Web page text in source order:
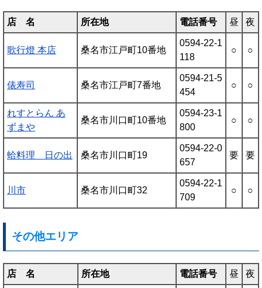
店 名 所在地 電話番号 昼 夜
歌行燈 本店 桑名市江戸町10番地
0594-22-1
118
○ ○
俵寿司 桑名市江戸町7番地
0594-21-5
454
○ ○
れすとらん あ
ずまや
桑名市川口町10番地
0594-23-1
800
○ ○
蛤料理 日の出 桑名市川口町19
0594-22-0
657
要 要
川市 桑名市川口町32
0594-22-1
709
○ ○
その他エリア
店 名 所在地 電話番号 昼 夜